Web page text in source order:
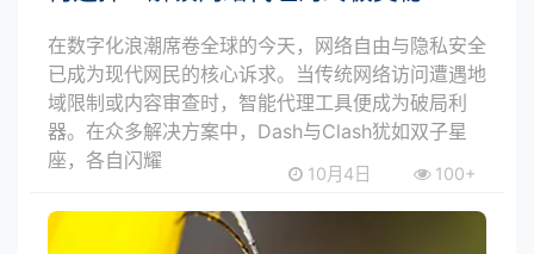
在数字化浪潮席卷全球的今天，网络自由与隐私安全
已成为现代网民的核心诉求。当传统网络访问遭遇地
域限制或内容审查时，智能代理工具便成为破局利
器。在众多解决方案中，Dash与Clash犹如双子星
座，各自闪耀
10月4日 100+